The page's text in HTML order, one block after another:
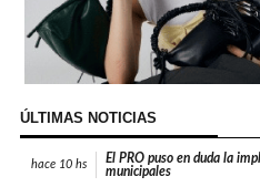
ÚLTIMAS NOTICIAS
hace 10 hs
El PRO puso en duda la
municipales